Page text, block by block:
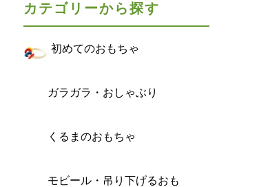
カテゴリーから探す
初めてのおもちゃ
ガラガラ・おしゃぶり
くるまのおもちゃ
モビール・吊り下げるおも